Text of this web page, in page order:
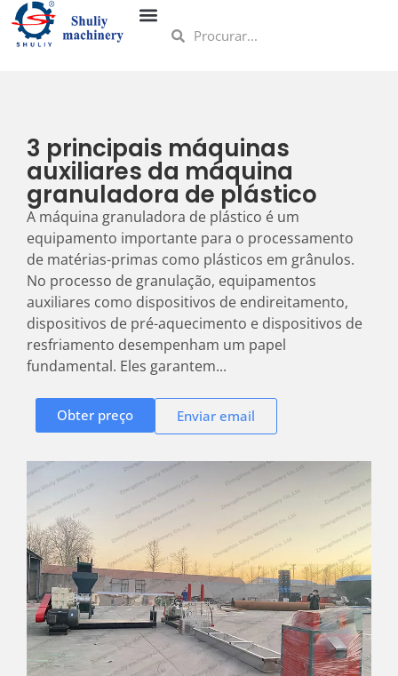
3 principais máquinas
auxiliares da máquina
granuladora de plástico
A máquina granuladora de plástico é um
equipamento importante para o processamento
de matérias-primas como plásticos em grânulos.
No processo de granulação, equipamentos
auxiliares como dispositivos de endireitamento,
dispositivos de pré-aquecimento e dispositivos de
resfriamento desempenham um papel
fundamental. Eles garantem...
Obter preço Enviar email